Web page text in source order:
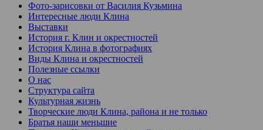
Фото-зарисовки от Василия Кузьмина
Интересные люди Клина
Выставки
История г. Клин и окрестностей
История Клина в фотографиях
Виды Клина и окрестностей
Полезные ссылки
О нас
Структура сайта
Культурная жизнь
Творческие люди Клина, района и не только
Братья наши меньшие